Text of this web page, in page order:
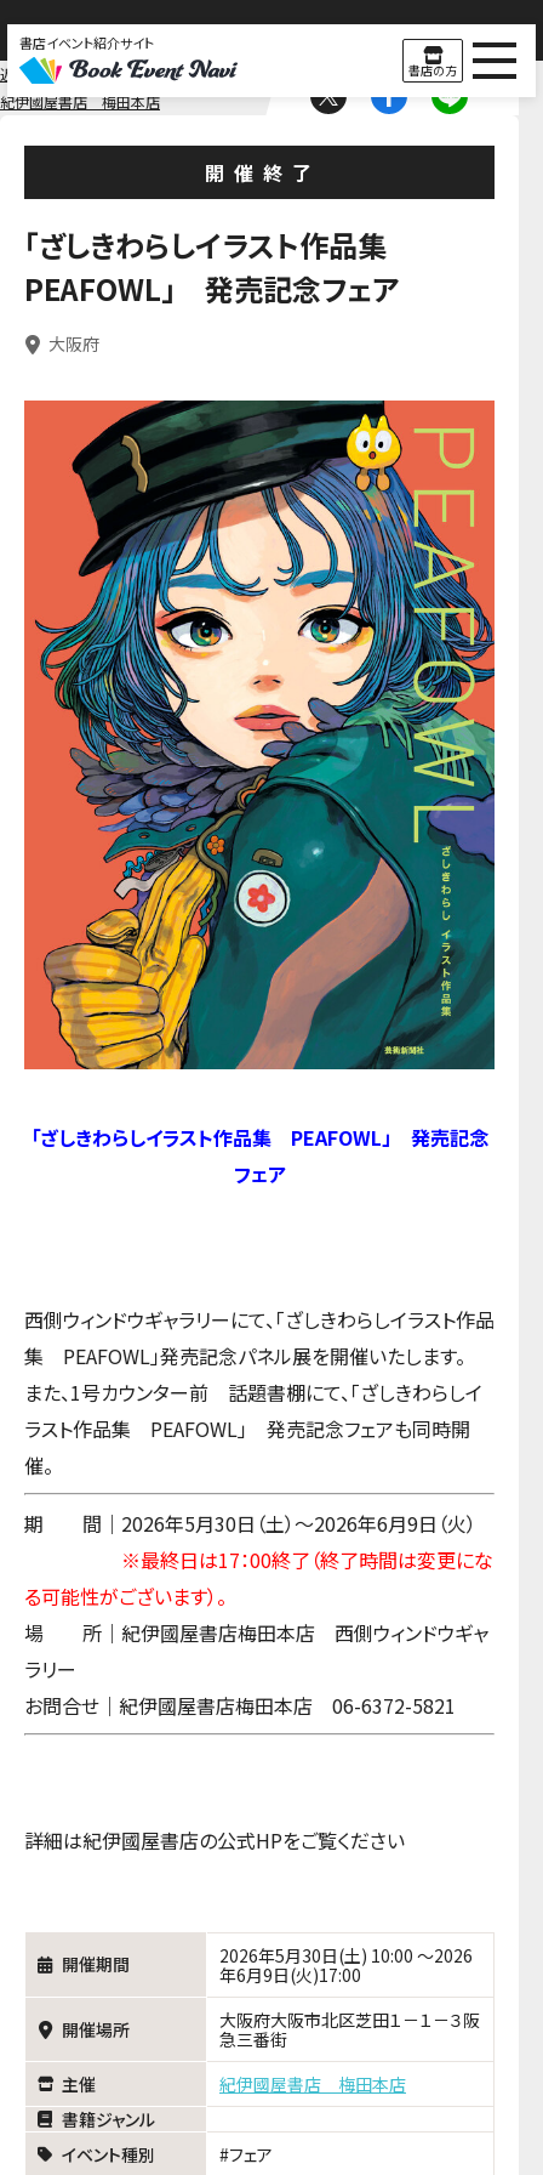
書店イベント紹介サイト
書店の方
近畿
大阪
紀伊國屋書店 梅田本店
開催終了
「ざしきわらしイラスト作品集
PEAFOWL」 発売記念フェア
大阪府
「ざしきわらしイラスト作品集 PEAFOWL」 発売記念
フェア
西側ウィンドウギャラリーにて、「ざしきわらしイラスト作品
集 PEAFOWL」発売記念パネル展を開催いたします。
また、1号カウンター前 話題書棚にて、「ざしきわらしイ
ラスト作品集 PEAFOWL」 発売記念フェアも同時開
催。
期 間｜2026年5月30日（土）～2026年6月9日（火）
※最終日は17：00終了（終了時間は変更にな
る可能性がございます）。
場 所｜紀伊國屋書店梅田本店 西側ウィンドウギャ
ラリー
お問合せ｜紀伊國屋書店梅田本店 06-6372-5821
詳細は紀伊國屋書店の公式HPをご覧ください
開催期間
2026年5月30日(土) 10:00 ～2026
年6月9日(火)17:00
開催場所
大阪府大阪市北区芝田１－１－３阪
急三番街
主催
紀伊國屋書店 梅田本店
書籍ジャンル
イベント種別
フェア